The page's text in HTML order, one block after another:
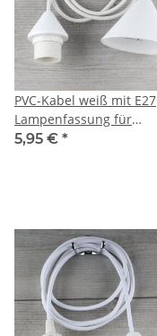
PVC-Kabel weiß mit E27
Lampenfassung für
Lampenschirm und
5,95 € *